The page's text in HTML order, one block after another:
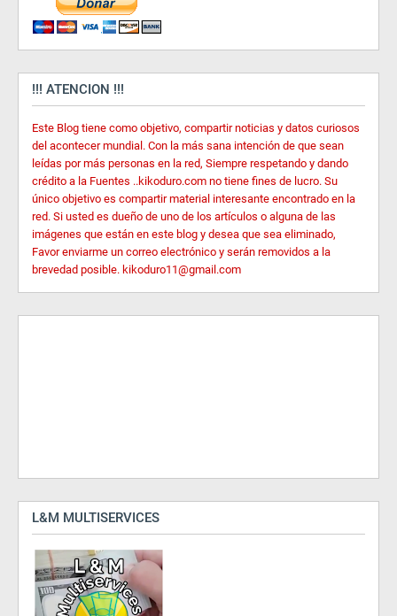
!!! ATENCION !!!
Este Blog tiene como objetivo, compartir noticias y datos curiosos
del acontecer mundial. Con la más sana intención de que sean
leídas por más personas en la red, Siempre respetando y dando
crédito a la Fuentes ..kikoduro.com no tiene fines de lucro. Su
único objetivo es compartir material interesante encontrado en la
red. Si usted es dueño de uno de los artículos o alguna de las
imágenes que están en este blog y desea que sea eliminado,
Favor enviarme un correo electrónico y serán removidos a la
brevedad posible. kikoduro11@gmail.com
L&M MULTISERVICES